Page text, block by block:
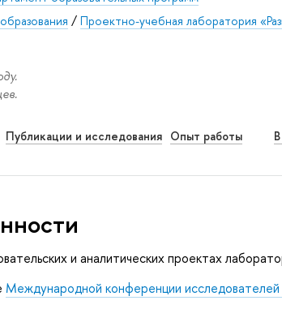
/Проектно-учебная лаборатория
Публикации и исследования Опыт работы
и аналитических проектах
Международной конференции